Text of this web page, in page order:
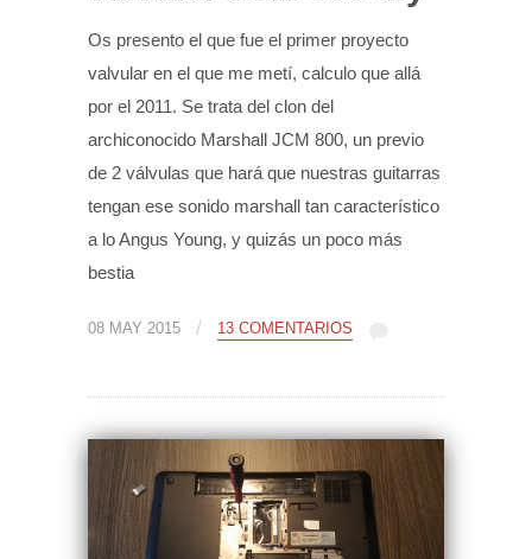
Os presento el que fue el primer proyecto
valvular en el que me metí, calculo que allá
por el 2011. Se trata del clon del
archiconocido Marshall JCM 800, un previo
de 2 válvulas que hará que nuestras guitarras
tengan ese sonido marshall tan característico
a lo Angus Young, y quizás un poco más
bestia
08 MAY 2015 / 13 COMENTARIOS